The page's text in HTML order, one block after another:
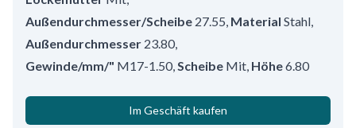
Außendurchmesser/Scheibe 27.55 Material Stahl
Außendurchmesser 23.80,
Gewinde/mm/" M17-1.50, Scheibe Mit Höhe6.80
Im Geschäft kaufen